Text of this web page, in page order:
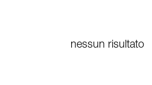
nessun risultato